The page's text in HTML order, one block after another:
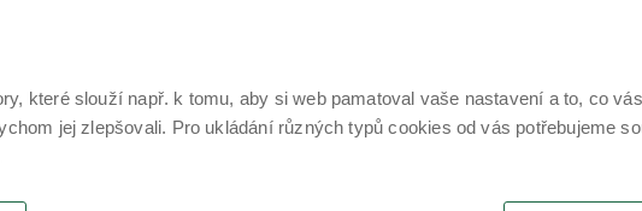
které slouží např. k tomu, aby si web pamatoval vaše nastavení a to, co
jej zlepšovali. Pro ukládání různých typů cookies od vás potřebujeme